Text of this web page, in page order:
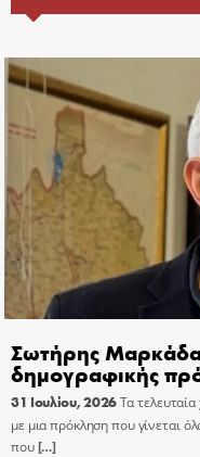
Σωτήρης
δημογραφικής
31 Ιουλίου, 2026Τα
με μια πρόκληση που γίνεται
που[…]